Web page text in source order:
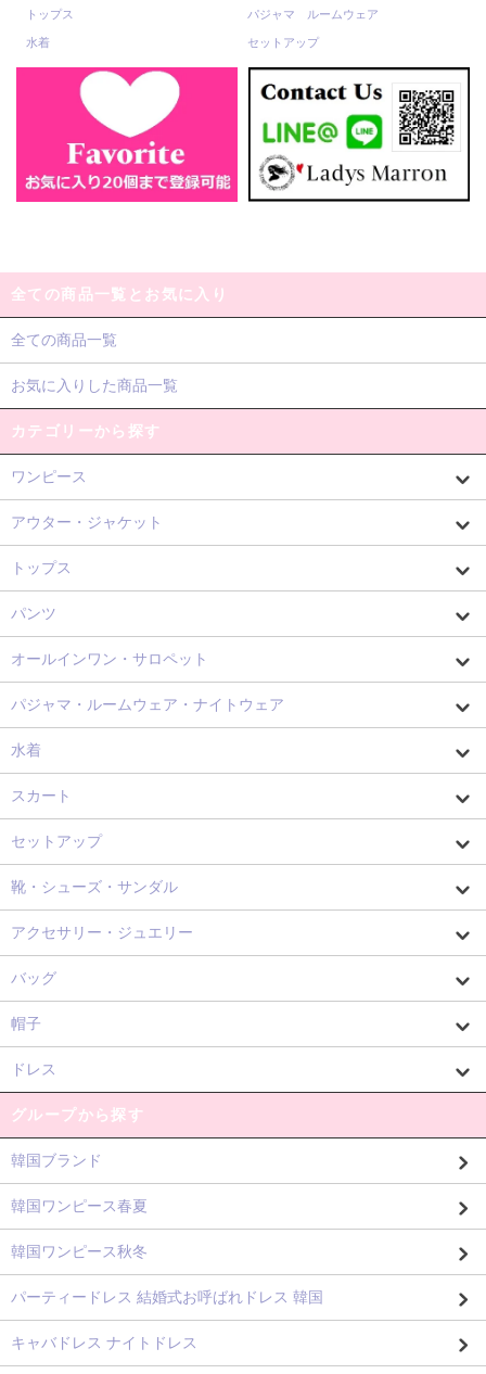
トップス パジャマ ルームウェア
水着 セットアップ
全ての商品一覧とお気に入り
全ての商品一覧
お気に入りした商品一覧
カテゴリーから探す
ワンピース
アウター・ジャケット
トップス
パンツ
オールインワン・サロペット
パジャマ・ルームウェア・ナイトウェア
水着
スカート
セットアップ
靴・シューズ・サンダル
アクセサリー・ジュエリー
バッグ
帽子
ドレス
グループから探す
韓国ブランド
韓国ワンピース春夏
韓国ワンピース秋冬
パーティードレス 結婚式お呼ばれドレス 韓国
キャバドレス ナイトドレス